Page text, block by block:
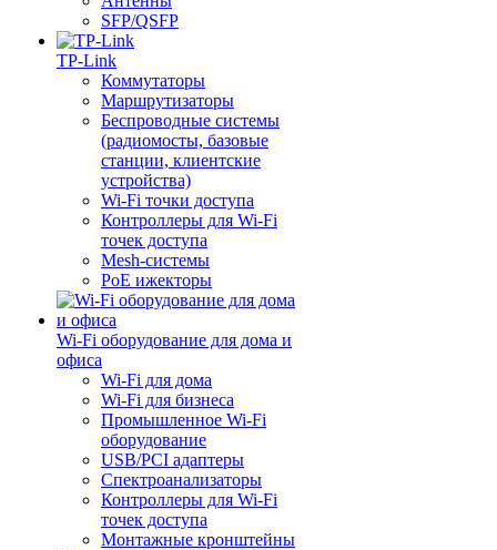
SFP/QSFP
TP-Link
Коммутаторы
Маршрутизаторы
Беспроводные системы
(радиомосты, базовые
станции, клиентские
устройства)
Wi-Fi точки доступа
Контроллеры для Wi-Fi
точек доступа
Mesh-системы
PoE ижекторы
Wi-Fi оборудование для дома и
офиса
Wi-Fi для дома
Wi-Fi для бизнеса
Промышленное Wi-Fi
оборудование
USB/PCI адаптеры
Cпектроанализаторы
Контроллеры для Wi-Fi
точек доступа
Монтажные кронштейны